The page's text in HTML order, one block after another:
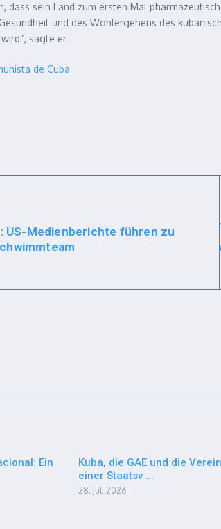
dass sein Land zum ersten Mal
und des Wohlergehens des
sagte er.
de Cuba
Medienberichte führen zu
Ein
Kuba, die GAE und die
einer Staatsv ...
28. Juli 2026